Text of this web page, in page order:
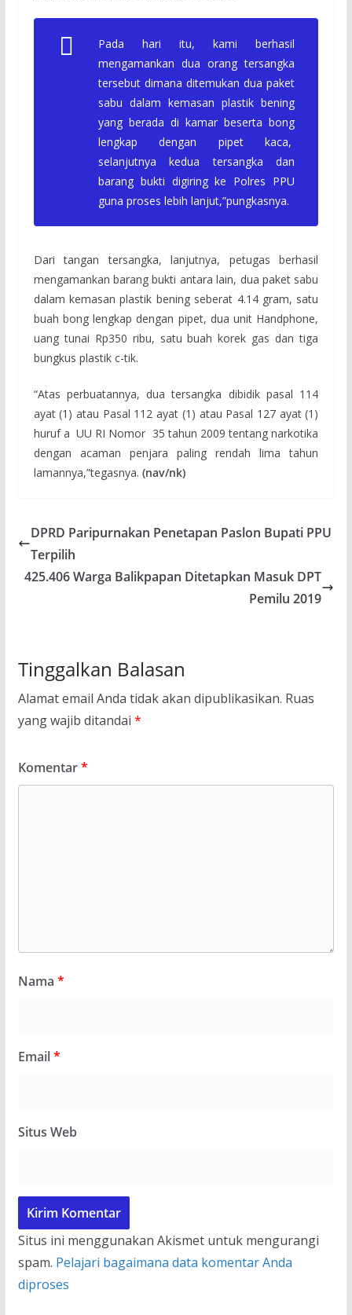
Pada hari itu, kami berhasil
mengamankan dua orang tersangka
tersebut dimana ditemukan dua paket
sabu dalam kemasan plastik bening
yang berada di kamar beserta bong
lengkap dengan pipet kaca,
selanjutnya kedua tersangka dan
barang bukti digiring ke Polres PPU
guna proses lebih lanjut,”pungkasnya.
Dari tangan tersangka, lanjutnya, petugas berhasil
mengamankan barang bukti antara lain, dua paket sabu
dalam kemasan plastik bening seberat 4.14 gram, satu
buah bong lengkap dengan pipet, dua unit Handphone,
uang tunai Rp350 ribu, satu buah korek gas dan tiga
bungkus plastik c-tik.
“Atas perbuatannya, dua tersangka dibidik pasal 114
ayat (1) atau Pasal 112 ayat (1) atau Pasal 127 ayat (1)
huruf a UU RI Nomor 35 tahun 2009 tentang narkotika
dengan acaman penjara paling rendah lima tahun
lamannya,”tegasnya. (nav/nk)
DPRD Paripurnakan Penetapan Paslon Bupati PPU
Terpilih
425.406 Warga Balikpapan Ditetapkan Masuk DPT
Pemilu 2019
Tinggalkan Balasan
Alamat email Anda tidak akan dipublikasikan. Ruas
yang wajib ditandai *
Komentar*
Nama *
Email*
Situs Web
Situs ini menggunakan Akismet untuk mengurangi
spam. Pelajari bagaimana data komentar Anda
diproses